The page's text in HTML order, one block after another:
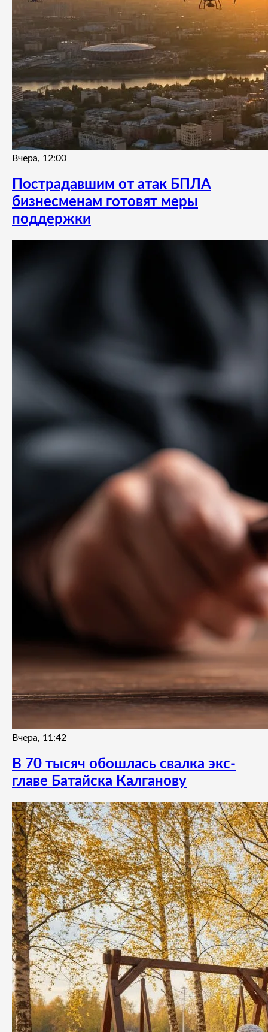
Вчера, 12:00
Пострадавшим от атак БПЛА
бизнесменам готовят меры
поддержки
Вчера, 11:42
В 70 тысяч обошлась свалка экс-
главе Батайска Калганову